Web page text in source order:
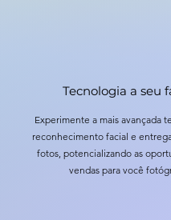
Tecnologia a seu
Experimente a mais avançada
reconhecimento facial e
fotos, potencializando as
vendas para você